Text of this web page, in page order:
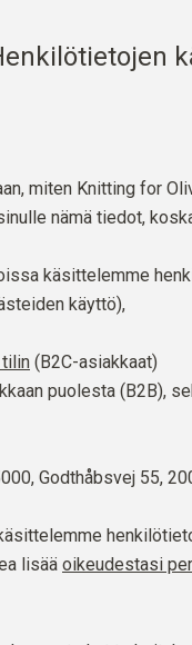
miten Knitting for
nämä tiedot,
käsittelemme
käyttö),
tilin (B2C-asiakkaat)
puolesta (B2B),
Godthåbsvej 55,
lisää oikeudestasi